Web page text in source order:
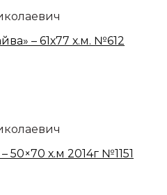
– 61х77 х.м. №612
50×70 х.м 2014г №1151